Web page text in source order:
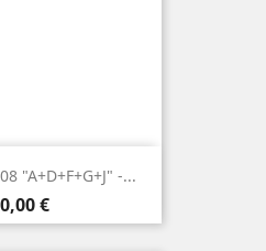
"A+D+F+G+J" -...
€